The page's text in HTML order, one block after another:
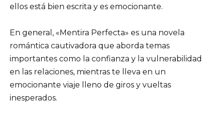
ellos está bien escrita y es emocionante.
En general, «Mentira Perfecta» es una novela
romántica cautivadora que aborda temas
importantes como la confianza y la vulnerabilidad
en las relaciones, mientras te lleva en un
emocionante viaje lleno de giros y vueltas
inesperados.